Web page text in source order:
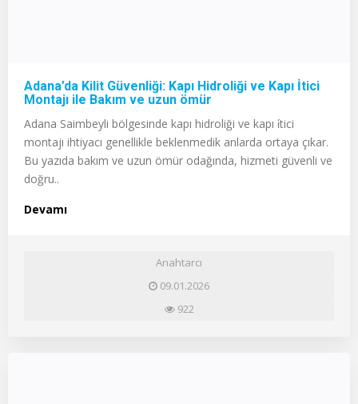
Adana’da Kilit Güvenliği: Kapı Hidroliği ve Kapı İtici
Montajı ile Bakım ve uzun ömür
Adana Saimbeyli bölgesinde kapı hidroliği ve kapı i̇tici
montajı ihtiyacı genellikle beklenmedik anlarda ortaya çıkar.
Bu yazıda bakım ve uzun ömür odağında, hizmeti güvenli ve
doğru..
Devamı
Anahtarcı
09.01.2026
922